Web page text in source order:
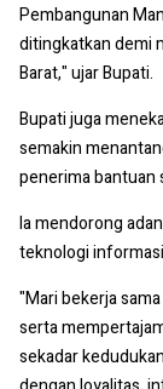
Pembangunan
ditingkatkan demi
Barat," ujar Bupati.
Bupati juga
semakin
penerima bantuan
Ia mendorong
teknologi
"Mari bekerja
serta
sekadar